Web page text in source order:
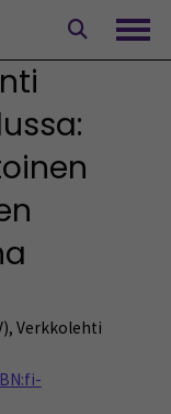
, Verkkolehti